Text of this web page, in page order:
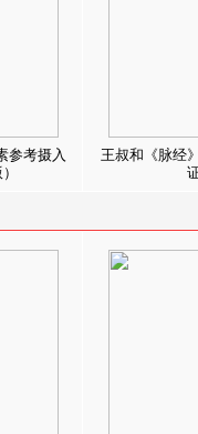
参考摄入
王叔和《脉经